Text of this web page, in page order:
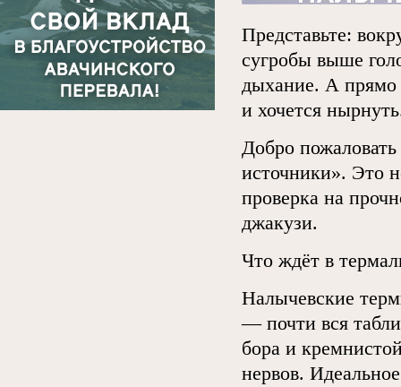
Представьте:
сугробы выше
дыхание. А прямо
и хочется
Добро
источники». Это
проверка на
джакузи.
Что ждёт в
Налычевские
— почти вся
бора и
нервов.